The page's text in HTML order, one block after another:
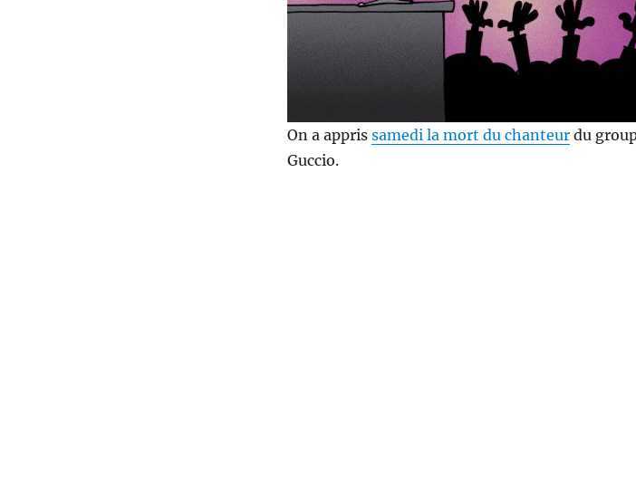
On a appris samedi la mort du chanteurdu
Guccio.